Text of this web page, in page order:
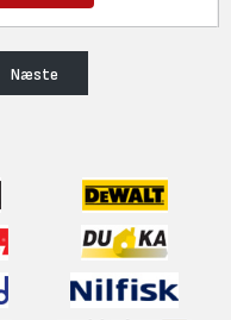
Næste